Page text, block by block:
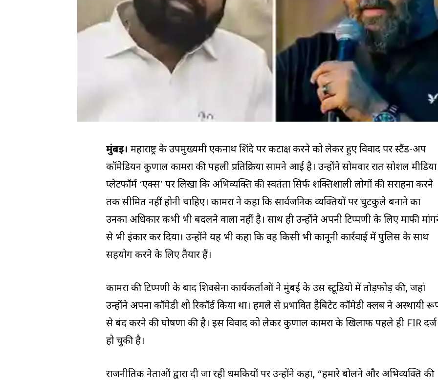
मुंबई। महाराष्ट्र के उपमुख्यमंत्री एकनाथ शिंदे पर कटाक्ष करने को लेकर हुए विवाद पर स्टैंड-अप
कॉमेडियन कुणाल कामरा की पहली प्रतिक्रिया सामने आई है। उन्होंने सोमवार रात सोशल मीडिया
प्लेटफॉर्म ‘एक्स’ पर लिखा कि अभिव्यक्ति की स्वतंत्रता सिर्फ शक्तिशाली लोगों की सराहना करने
तक सीमित नहीं होनी चाहिए। कामरा ने कहा कि सार्वजनिक व्यक्तियों पर चुटकुले बनाने का
उनका अधिकार कभी भी बदलने वाला नहीं है। साथ ही उन्होंने अपनी टिप्पणी के लिए माफी
से भी इंकार कर दिया। उन्होंने यह भी कहा कि वह किसी भी कानूनी कार्रवाई में पुलिस के साथ
सहयोग करने के लिए तैयार हैं।
कामरा की टिप्पणी के बाद शिवसेना कार्यकर्ताओं ने मुंबई के उस स्टूडियो में तोड़फोड़ की, जहां
उन्होंने अपना कॉमेडी शो रिकॉर्ड किया था। हमले से प्रभावित हैबिटेट कॉमेडी क्लब ने अस्थायी
से बंद करने की घोषणा की है। इस विवाद को लेकर कुणाल कामरा के खिलाफ पहले ही FIR दर्ज
हो चुकी है।
राजनीतिक नेताओं द्वारा दी जा रही धमकियों पर उन्होंने कहा, “हमारे बोलने और अभिव्यक्ति की